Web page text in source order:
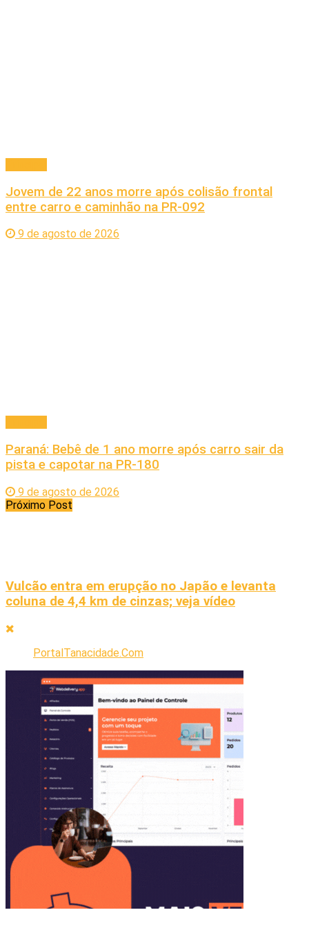
Jovem de 22 anos morre após colisão frontal
entre carro e caminhão na PR-092
9 de agosto de 2026
Paraná: Bebê de 1 ano morre após carro sair da
pista e capotar na PR-180
9 de agosto de 2026
Próximo Post
Vulcão entra em erupção no Japão e levanta
coluna de 4,4 km de cinzas; veja vídeo
PortalTanacidade.Com